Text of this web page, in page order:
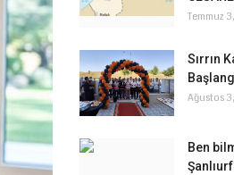
Temmuz
Sırrın
Ağustos
Ben